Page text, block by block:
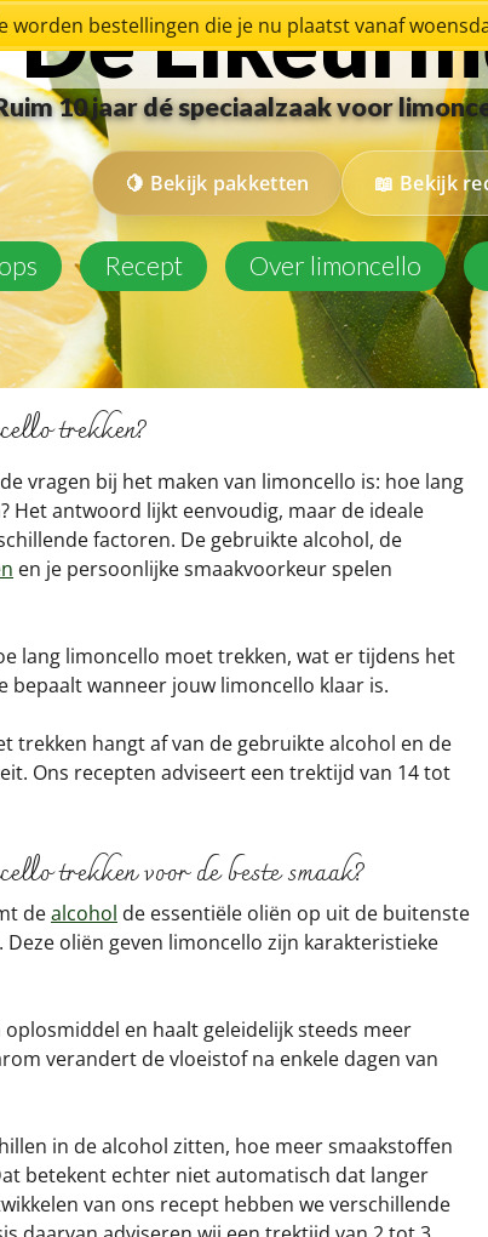
De
10 jaar dé speciaalzaak voor
Bekijk pakketten Bekijk
Recept Over limoncello
trekken?
vragen bij het maken van limoncello is: hoe lang
Het antwoord lijkt eenvoudig, maar de ideale
factoren. De gebruikte alcohol, de
en je persoonlijke smaakvoorkeur spelen
lang limoncello moet trekken, wat er tijdens het
bepaalt wanneer jouw limoncello klaar is.
trekken hangt af van de gebruikte alcohol en de
Ons recepten adviseert een trektijd van 14 tot
trekken voor de beste smaak?
dealcohol de essentiële oliën op uit de buitenste
Deze oliën geven limoncello zijn karakteristieke
en haalt geleidelijk steeds meer
verandert de vloeistof na enkele dagen van
in de alcohol zitten, hoe meer smaakstoffen
betekent echter niet automatisch dat langer
van ons recept hebben we verschillende
worden bestellingen die je nu plaatst vanaf